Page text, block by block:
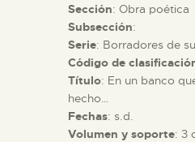
█
EL MUSEO
COLECCIONES
Sección: Obra poética
Subsección:
Serie: Borradores de
Código de
Título: En un banco
hecho…
Fechas: s.d.
Volumen y soporte: 3